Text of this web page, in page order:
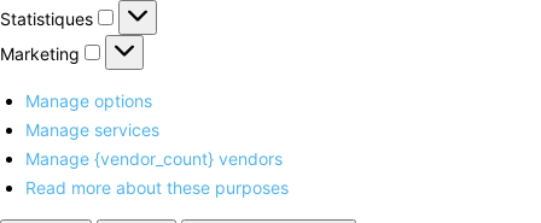
Statistiques Statistiques
Marketing Marketing
Manage options
Manage services
Manage {vendor_count} vendors
Read more about these purposes